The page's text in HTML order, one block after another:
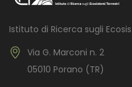
Istituto di Ricerca sugli
Via G. Marconi n. 2
05010 Porano (TR)